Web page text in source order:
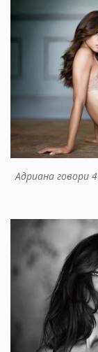
Адриана говори